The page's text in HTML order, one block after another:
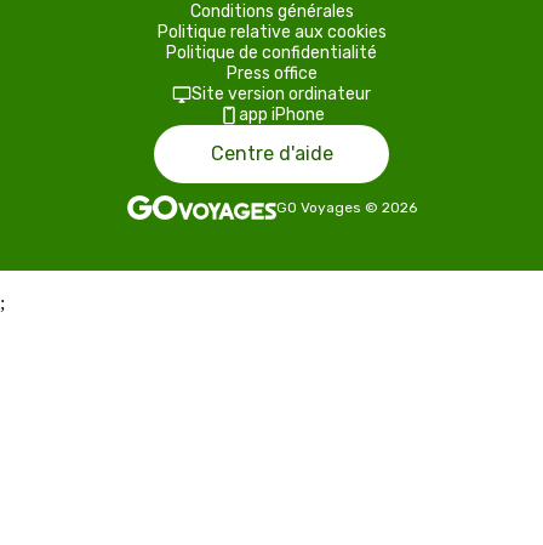
Conditions générales
Politique relative aux cookies
Politique de confidentialité
Press office
Site version ordinateur
app iPhone
Centre d'aide
GO Voyages © 2026
;